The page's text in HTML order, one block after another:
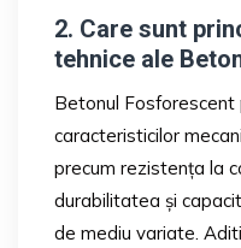
2. Care sunt
tehnice ale
Betonul
caracteristicilor
precum rezistența la
durabilitatea și
de mediu variate.